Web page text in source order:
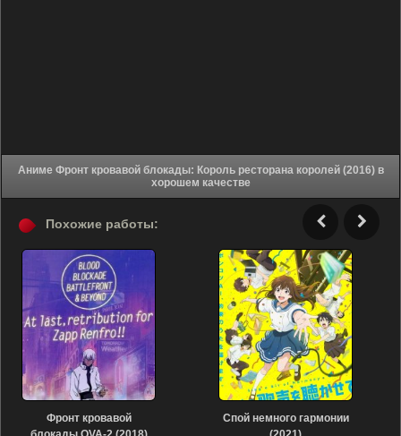
Аниме Фронт кровавой блокады: Король ресторана королей (2016) в
хорошем качестве
Похожие работы:
Фронт кровавой
Спой немного гармонии